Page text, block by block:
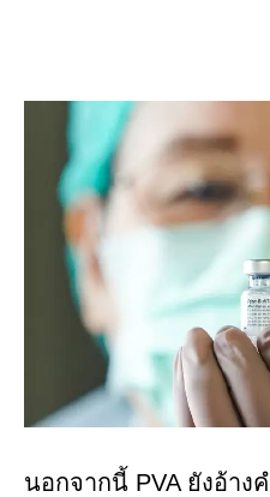
นอกจากนี้ PVA ยังอ้าง